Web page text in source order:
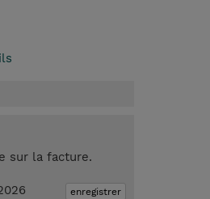
sur la facture.
enregistrer